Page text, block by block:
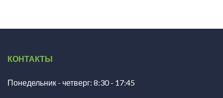
КОНТАКТЫ
Понедельник - четверг: 8:30 - 17:45